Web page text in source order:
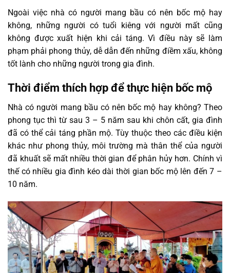
Ngoài việc nhà có người mang bầu có nên bốc mộ hay
không, những người có tuổi kiêng với người mất cũng
không được xuất hiện khi cải táng. Vì điều này sẽ làm
phạm phải phong thủy, dễ dẫn đến những điềm xấu, không
tốt lành cho những người trong gia đình.
Thời điểm thích hợp để thực hiện bốc mộ
Nhà có người mang bầu có nên bốc mộ hay không? Theo
phong tục thì từ sau 3 – 5 năm sau khi chôn cất, gia đình
đã có thể cải táng phần mộ.Tùy thuộc theo các điều kiện
khác như phong thủy, môi trường mà thân thể của người
đã khuất sẽ mất nhiều thời gian để phân hủy hơn. Chính vì
thế có nhiều gia đình kéo dài thời gian bốc mộ lên đến 7 –
10 năm.